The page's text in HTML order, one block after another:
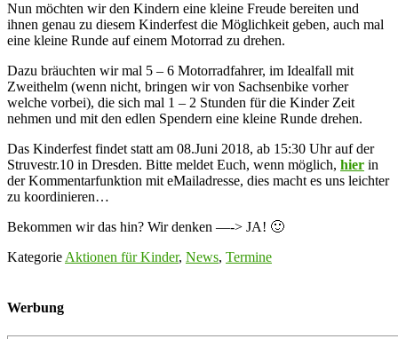
Nun möchten wir den Kindern eine kleine Freude bereiten und
ihnen genau zu diesem Kinderfest die Möglichkeit geben, auch mal
eine kleine Runde auf einem Motorrad zu drehen.
Dazu bräuchten wir mal 5 – 6 Motorradfahrer, im Idealfall mit
Zweithelm (wenn nicht, bringen wir von Sachsenbike vorher
welche vorbei), die sich mal 1 – 2 Stunden für die Kinder Zeit
nehmen und mit den edlen Spendern eine kleine Runde drehen.
Das Kinderfest findet statt am 08.Juni 2018, ab 15:30 Uhr auf der
Struvestr.10 in Dresden. Bitte meldet Euch, wenn möglich, hier in
der Kommentarfunktion mit eMailadresse, dies macht es uns leichter
zu koordinieren…
Bekommen wir das hin? Wir denken —-> JA! 🙂
Kategorie Aktionen für Kinder, News, Termine
Werbung